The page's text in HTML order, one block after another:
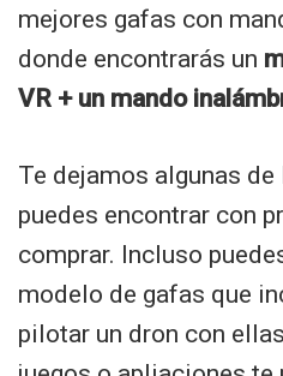
mejores gafas con
donde encontrarás un
VR + un mando
Te dejamos algunas
puedes encontrar con
comprar. Incluso
modelo de gafas que
pilotar un dron con